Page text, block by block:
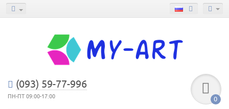
(093) 59-77-996
ПН-ПТ 09:00-17:00 0